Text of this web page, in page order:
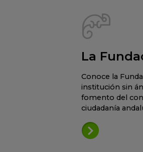
La
Conoce la
institución sin
fomento del
ciudadanía